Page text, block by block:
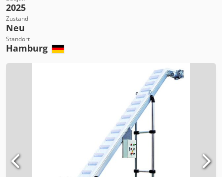
2025
Zustand
Neu
Standort
Hamburg